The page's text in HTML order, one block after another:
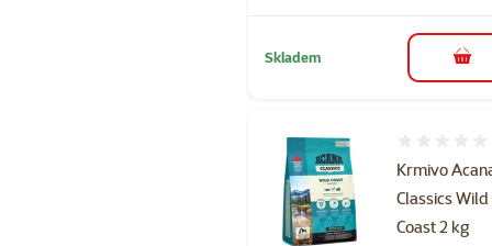
Skladem do
Krmivo
Classics Wild
Coast 2 kg